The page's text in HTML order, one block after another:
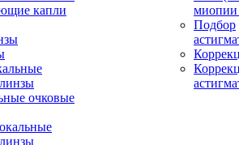
капли
очковые
миопии
Подбор